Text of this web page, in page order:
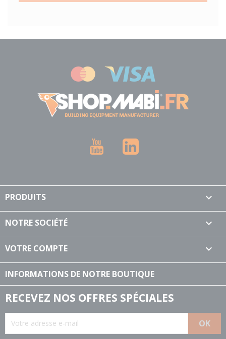
YouTube
PRODUITS 
NOTRE SOCIÉTÉ 
VOTRE COMPTE 
INFORMATIONS DE NOTRE BOUTIQUE
RECEVEZ NOS OFFRES SPÉCIALES